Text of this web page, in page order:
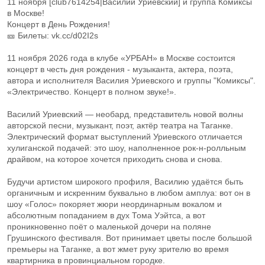
в Москве!
Концерт в День Рождения!
🎫 Билеты: vk.cc/d02I2s
11 ноября 2026 года в клубе «УРБАН» в Москве состоится
концерт в честь дня рождения - музыканта, актера, поэта,
автора и исполнителя Василия Уриевского и группы "Комиксы".
«Электричество. Концерт в полном звуке!».
Василий Уриевский — необард, представитель новой волны
авторской песни, музыкант, поэт, актёр театра на Таганке.
Электрический формат выступлений Уриевского отличается
хулиганской подачей: это шоу, наполненное рок-н-ролльным
драйвом, на которое хочется приходить снова и снова.
Будучи артистом широкого профиля, Василию удаётся быть
органичным и искренним буквально в любом амплуа: вот он в
шоу «Голос» покоряет жюри неординарным вокалом и
абсолютным попаданием в дух Тома Уэйтса, а вот
проникновенно поёт о маленькой дочери на поляне
Грушинского фестиваля. Вот принимает цветы после большой
премьеры на Таганке, а вот жмет руку зрителю во время
квартирника в провинциальном городке.